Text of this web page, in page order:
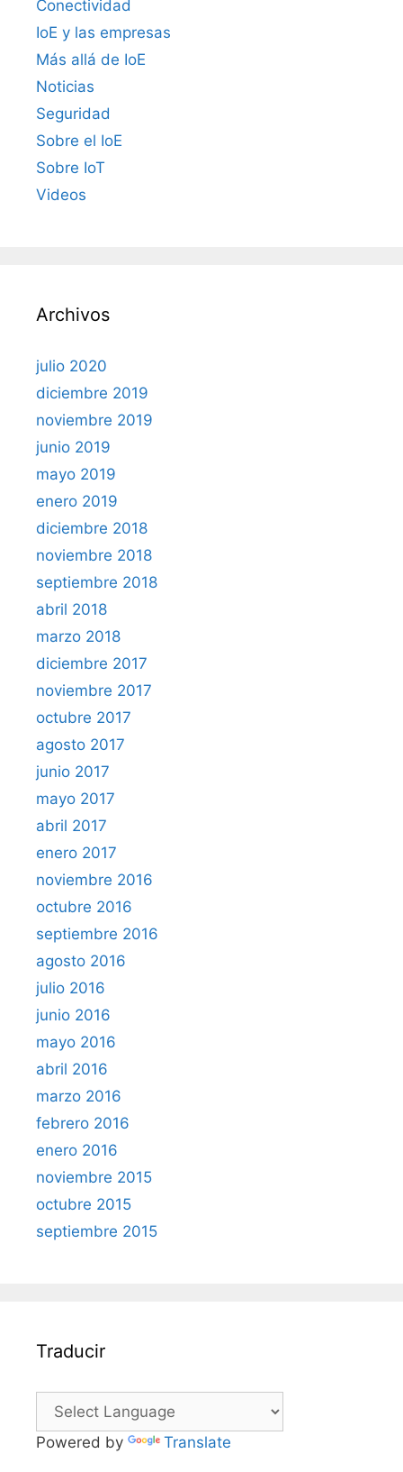
Conectividad
IoE y las empresas
Más allá de IoE
Noticias
Seguridad
Sobre el IoE
Sobre IoT
Videos
Archivos
julio 2020
diciembre 2019
noviembre 2019
junio 2019
mayo 2019
enero 2019
diciembre 2018
noviembre 2018
septiembre 2018
abril 2018
marzo 2018
diciembre 2017
noviembre 2017
octubre 2017
agosto 2017
junio 2017
mayo 2017
abril 2017
enero 2017
noviembre 2016
octubre 2016
septiembre 2016
agosto 2016
julio 2016
junio 2016
mayo 2016
abril 2016
marzo 2016
febrero 2016
enero 2016
noviembre 2015
octubre 2015
septiembre 2015
Traducir
Powered by Translate